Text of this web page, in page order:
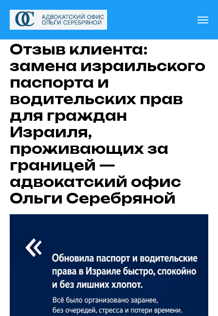
Отзыв клиента:
замена израильского
паспорта и
водительских прав
для граждан
Израиля,
проживающих за
границей —
адвокатский офис
Ольги Серебряной